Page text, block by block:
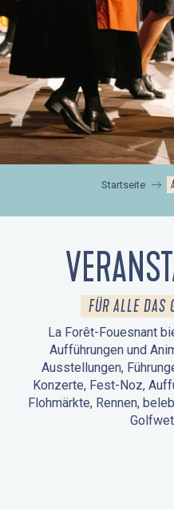
Startseite
FÜR ALLE DAS
La Forêt-Fouesnant
Aufführungen und
Ausstellungen,
Konzerte, Fest-Noz,
Flohmärkte, Rennen,